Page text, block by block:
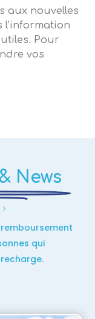
aux nouvelles
Pour
vos
News
5
qui